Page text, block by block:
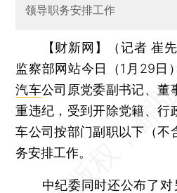
领导职务安排工作
【财新网】（记者 崔
监察部网站今日（1月29日
汽车公司原党委副书记、董
重违纪，受到开除党籍、行
车公司按部门副职以下（不
务安排工作。
中纪委同时还公布了对